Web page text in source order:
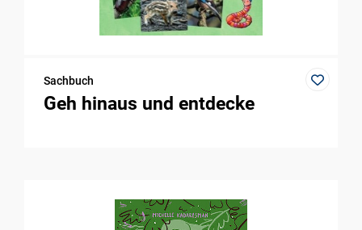
Sachbuch
Geh hinaus und entdecke